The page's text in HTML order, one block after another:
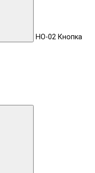
HO-02 Кнопка